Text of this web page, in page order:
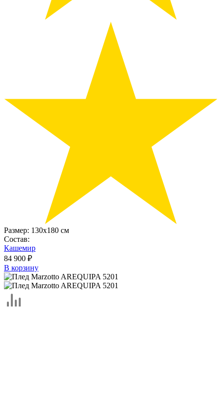
Размер: 130х180 см
Состав:
Кашемир
84 900 ₽
В корзину